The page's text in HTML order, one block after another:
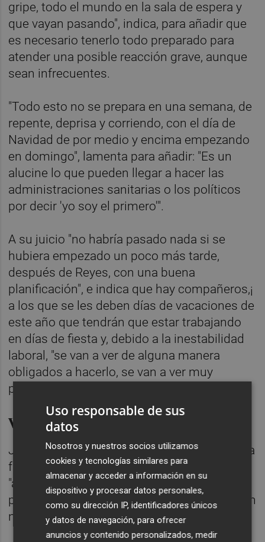
gripe, todo el mundo en la sala de espera y
que vayan pasando", indica, para añadir que
es necesario tenerlo todo preparado para
atender una posible reacción grave, aunque
sean infrecuentes.
"Todo esto no se prepara en una semana, de
repente, deprisa y corriendo, con el día de
Navidad de por medio y encima empezando
en domingo", lamenta para añadir: "Es un
alucine lo que pueden llegar a hacer las
administraciones sanitarias o los políticos
por decir 'yo soy el primero'".
A su juicio "no habría pasado nada si se
hubiera empezado un poco más tarde,
después de Reyes, con una buena
planificación", e indica que hay compañeros,¡
a los que se les deben días de vacaciones de
este año que tendrán que estar trabajando
en días de fiesta y, debido a la inestabilidad
laboral, "se van a ver de alguna manera
obligados a hacerlo, se van a ver muy
presionados".
Vacuna segura
José Antonio Forcada subraya que la vacuna
frente a la covid que se va a administrar es
"absolutamente segura", porque ha pasado
por las distintas fases de análisis clínicos sin
ningún tipo de problemas.
Uso responsable de sus
datos
Nosotros y nuestros socios utilizamos
cookies y tecnologías similares para
almacenar y acceder a información en su
dispositivo y procesar datos personales,
como su dirección IP, identificadores únicos
y datos de navegación, para ofrecer
anuncios y contenido personalizados, medir